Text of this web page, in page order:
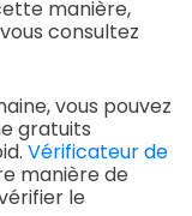
manière,
consultez
vous pouvez
gratuits
Vérificateur de
manière de
le